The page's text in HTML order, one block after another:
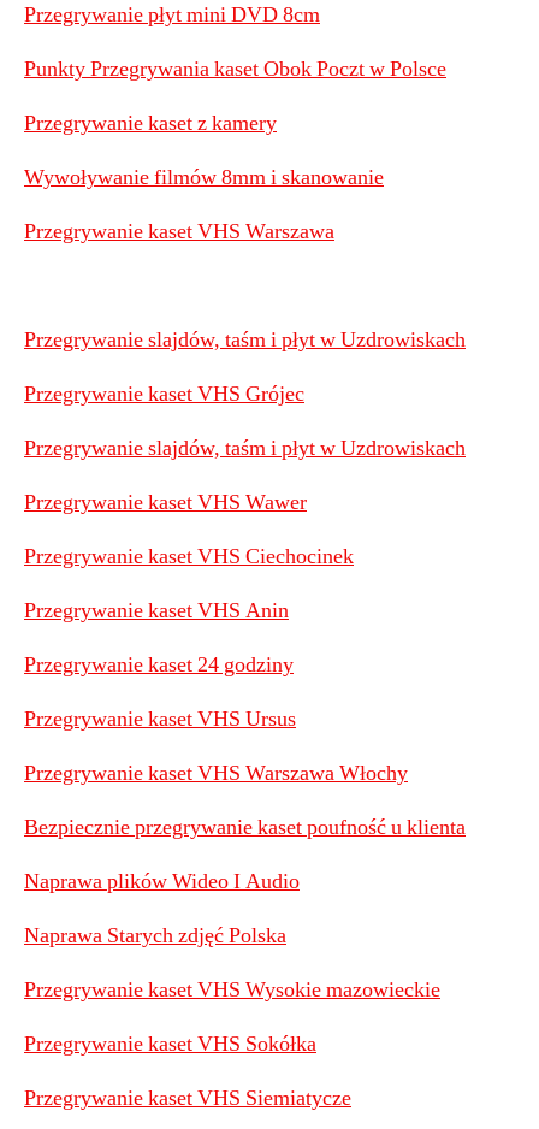
Przegrywanie płyt mini DVD 8cm
Punkty Przegrywania kaset Obok Poczt w Polsce
Przegrywanie kaset z kamery
Wywoływanie filmów 8mm i skanowanie
Przegrywanie kaset VHS Warszawa
Przegrywanie slajdów, taśm i płyt w Uzdrowiskach
Przegrywanie kaset VHS Grójec
Przegrywanie slajdów, taśm i płyt w Uzdrowiskach
Przegrywanie kaset VHS Wawer
Przegrywanie kaset VHS Ciechocinek
Przegrywanie kaset VHS Anin
Przegrywanie kaset 24 godziny
Przegrywanie kaset VHS Ursus
Przegrywanie kaset VHS Warszawa Włochy
Bezpiecznie przegrywanie kaset poufność u klienta
Naprawa plików Wideo I Audio
Naprawa Starych zdjęć Polska
Przegrywanie kaset VHS Wysokie mazowieckie
Przegrywanie kaset VHS Sokółka
Przegrywanie kaset VHS Siemiatycze